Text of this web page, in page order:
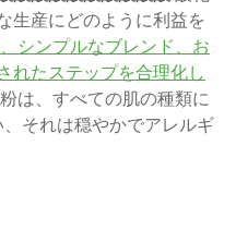
生産にどのように利益を
シンプルなブレンド、お
れたステップを合理化し
は、すべての肌の種類に
、それは穏やかでアレルギ